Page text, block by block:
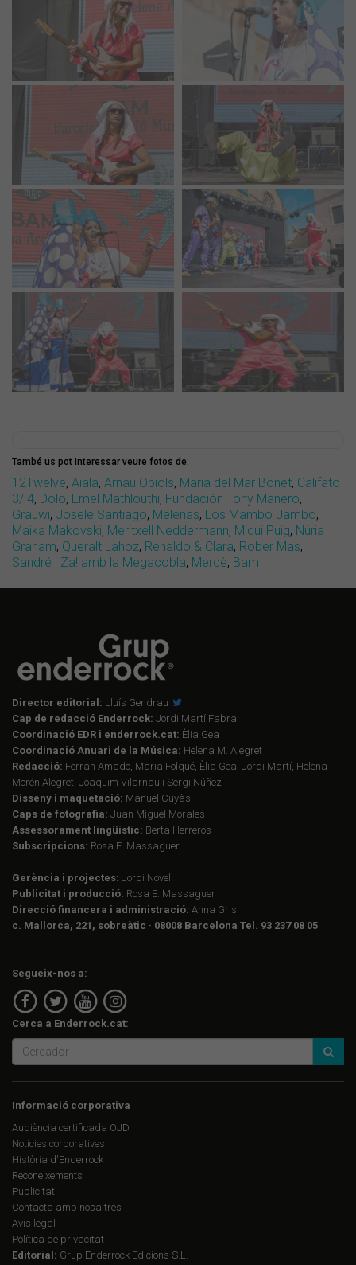
També us pot interessar veure fotos de:
12Twelve, Aiala, Arnau Obiols, Maria del Mar Bonet, Califato
3/ 4, Dolo, Emel Mathlouthi, Fundación Tony Manero,
Grauwi, Josele Santiago, Melenas, Los Mambo Jambo,
Maika Makovski, Meritxell Neddermann, Miqui Puig, Núria
Graham, Queralt Lahoz, Renaldo & Clara, Rober Mas,
Sandré i Za! amb la Megacobla, Mercè, Bam
Director editorial: Lluís Gendrau
Cap de redacció Enderrock: Jordi Martí Fabra
Coordinació EDR i enderrock.cat: Èlia Gea
Coordinació Anuari de la Música: Helena M. Alegret
Redacció: Ferran Amado, Maria Folqué, Èlia Gea, Jordi Martí, Helena
Morén Alegret, Joaquim Vilarnau i Sergi Núñez
Disseny i maquetació: Manuel Cuyàs
Caps de fotografia: Juan Miguel Morales
Assessorament lingüístic: Berta Herreros
Subscripcions: Rosa E. Massaguer
Gerència i projectes: Jordi Novell
Publicitat i producció: Rosa E. Massaguer
Direcció financera i administració: Anna Gris
c. Mallorca, 221, sobreàtic · 08008 Barcelona Tel. 93 237 08 05
Segueix-nos a:
Cerca a Enderrock.cat:
Informació corporativa
Audiència certificada OJD
Notícies corporatives
Història d'Enderrock
Reconeixements
Publicitat
Contacta amb nosaltres
Avís legal
Política de privacitat
Editorial: Grup Enderrock Edicions S.L.